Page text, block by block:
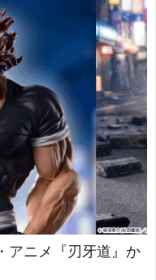
アニメ『刃牙道』か